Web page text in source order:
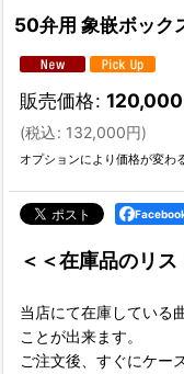
50弁用 象嵌ボック
販売価格: 120,000
(税込: 132,000円)
オプションにより価格が変わ
＜＜在庫品のリ
当店にて在庫している
ことが出来ます。
ご注文後、すぐにケー